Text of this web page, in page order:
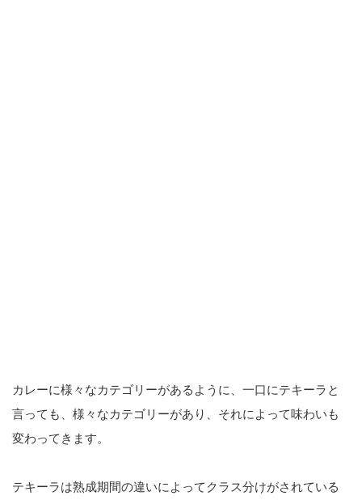
カレーに様々なカテゴリーがあるように、一口にテキーラと
言っても、様々なカテゴリーがあり、それによって味わいも
変わってきます。
テキーラは熟成期間の違いによってクラス分けがされている